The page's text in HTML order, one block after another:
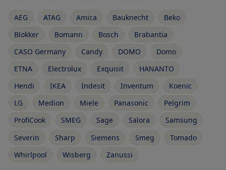
AEG ATAG Amica Bauknecht
Beko
Blokker
Bomann Bosch
Brabantia
CASO Germany
Candy DOMO
Domo
ETNA
Electrolux Exquisit
HANANTO
Hendi
IKEA Indesit Inventum
Koenic
LG
Medion Miele Panasonic
Pelgrim
ProfiCook
SMEG Sage Salora
Samsung
Severin
Sharp Siemens Smeg
Tomado
Whirlpool
Wisberg Zanussi